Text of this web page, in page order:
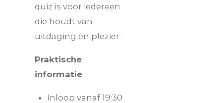
quiz is voor iedereen
die houdt van
uitdaging én plezier.
Praktische
informatie
Inloop vanaf 19:30